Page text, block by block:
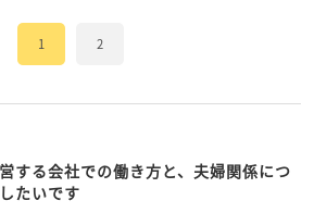
1 2
する会社での働き方と、夫婦関係につ
たいです